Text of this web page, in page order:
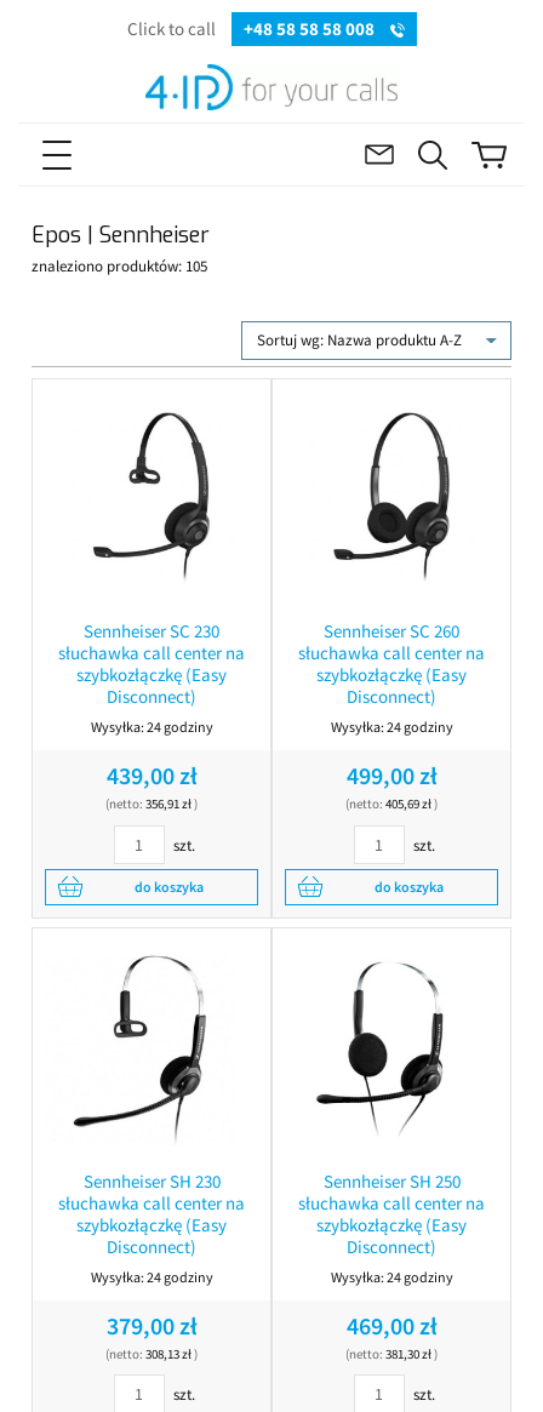
Click to call +48 58 58 58 008
Epos | Sennheiser
znaleziono produktów: 105
Sortuj wg: Nazwa produktu A-Z
Sennheiser SC 230
słuchawka call center na
szybkozłączkę (Easy
Disconnect)
Wysyłka:24 godziny
439,00 zł
(netto: 356,91 zł)
szt.
do koszyka
Sennheiser SC 260
słuchawka call center na
szybkozłączkę (Easy
Disconnect)
Wysyłka:24 godziny
499,00 zł
(netto: 405,69 zł)
szt.
do koszyka
Sennheiser SH 230
słuchawka call center na
szybkozłączkę (Easy
Disconnect)
Wysyłka:24 godziny
379,00 zł
(netto: 308,13 zł)
szt.
Sennheiser SH 250
słuchawka call center na
szybkozłączkę (Easy
Disconnect)
Wysyłka:24 godziny
469,00 zł
(netto: 381,30 zł)
szt.